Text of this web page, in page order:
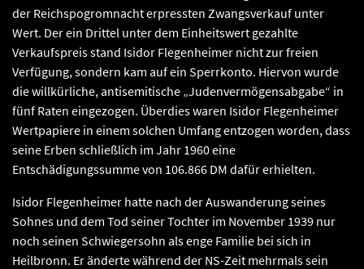
der Reichspogromnacht erpressten Zwangsverkauf unter
Wert. Der ein Drittel unter dem Einheitswert gezahlte
Verkaufspreis stand Isidor Flegenheimer nicht zur freien
Verfügung, sondern kam auf ein Sperrkonto. Hiervon wurde
die willkürliche, antisemitische „Judenvermögensabgabe“ in
fünf Raten eingezogen. Überdies waren Isidor Flegenheimer
Wertpapiere in einem solchen Umfang entzogen worden, dass
seine Erben schließlich im Jahr 1960 eine
Entschädigungssumme von 106.866 DM dafür erhielten.
Isidor Flegenheimer hatte nach der Auswanderung seines
Sohnes und dem Tod seiner Tochter im November 1939 nur
noch seinen Schwiegersohn als enge Familie bei sich in
Heilbronn. Er änderte während der NS-Zeit mehrmals sein